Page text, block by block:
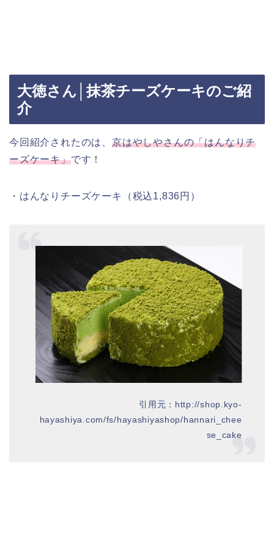
大徳さん│抹茶チーズケーキのご紹
介
今回紹介されたのは、 京はやしやさんの「はんなりチ
ーズケーキ」です！
・はんなりチーズケーキ（税込1,836円）
引用元：http://shop.kyo-
hayashiya.com/fs/hayashiyashop/hannari_chee
se_cake